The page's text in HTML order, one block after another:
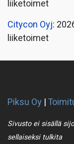
liiketoimet
Citycon Oyj:
liiketoimet
Piksu Oy |
Sivusto ei sisällä
sellaiseksi tulkita